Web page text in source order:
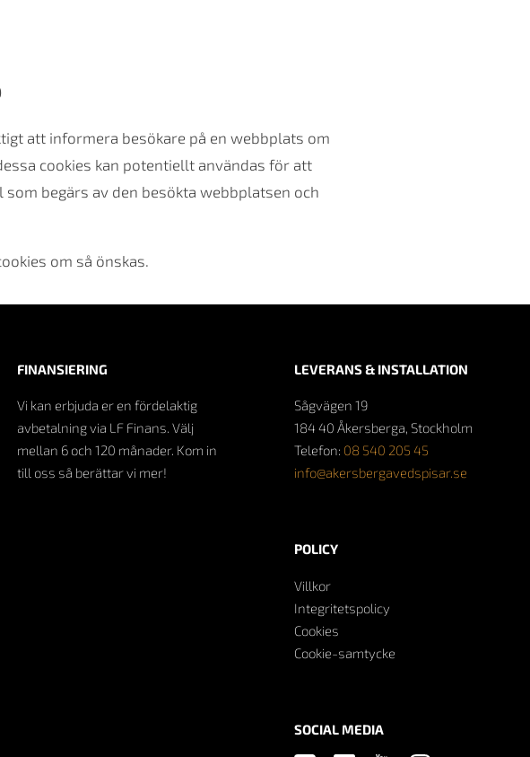
att informera besökare på en webbplats om
cookies kan potentiellt användas för att
begärs av den besökta webbplatsen och
om så önskas.
FINANSIERING
Vi kan erbjuda er en fördelaktig
avbetalning via LF Finans. Välj
mellan 6 och 120 månader. Kom in
till oss så berättar vi mer!
LEVERANS & INSTALLATION
Sågvägen 19
184 40 Åkersberga, Stockholm
Telefon: 08 540 205 45
info@akersbergavedspisar.se
POLICY
Villkor
Integritetspolicy
Cookies
Cookie-samtycke
SOCIAL MEDIA